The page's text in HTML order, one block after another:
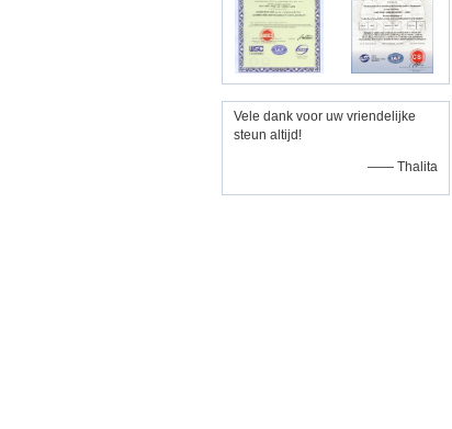
Vele dank voor uw vriendelijke
steun altijd!
—— Thalita